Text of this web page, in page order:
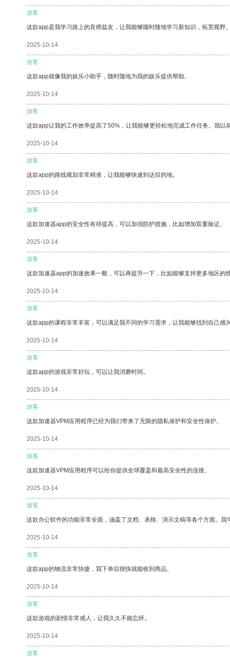
游客
这款app是我学习路上的良师益友，让我能够随时随地学习新知识，拓宽视野。
2025-10-14
游客
这款app就像我的娱乐小助手，随时随地为我的娱乐提供帮助。
2025-10-14
游客
这款app让我的工作效率提高了50%，让我能够更轻松地完成工作任务。我以
2025-10-14
游客
这款app的路线规划非常精准，让我能够快速到达目的地。
2025-10-14
游客
这款加速器app的安全性有待提高，可以加强防护措施，比如增加双重验证。
2025-10-14
游客
这款加速器app的加速效果一般，可以再提升一下，比如能够支持更多地区的线
2025-10-14
游客
这款app的课程非常丰富，可以满足我不同的学习需求，让我能够找到自己感
2025-10-14
游客
这款app的游戏非常好玩，可以让我消磨时间。
2025-10-14
游客
这款加速器VPM应用程序已经为我们带来了无限的隐私保护和安全性保护。
2025-10-14
游客
这款加速器VPM应用程序可以给你提供全球覆盖和最高安全性的连接。
2025-10-14
游客
这款办公软件的功能非常全面，涵盖了文档、表格、演示文稿等各个方面。我
2025-10-14
游客
这款app的物流非常快捷，我下单后很快就能收到商品。
2025-10-14
游客
这款游戏的剧情非常感人，让我久久不能忘怀。
2025-10-14
游客